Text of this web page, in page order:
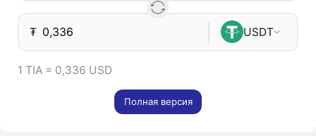
₮ USDT
1 TIA = 0,336 USD
Полная версия